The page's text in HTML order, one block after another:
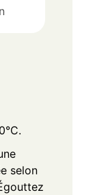
selon